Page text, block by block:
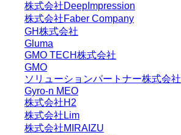
株式会社DeepImpression
株式会社Faber Company
GH株式会社
Gluma
GMO TECH株式会社
GMO
ソリューションパートナー株式会社
Gyro-n MEO
株式会社H2
株式会社Lim
株式会社MIRAIZU